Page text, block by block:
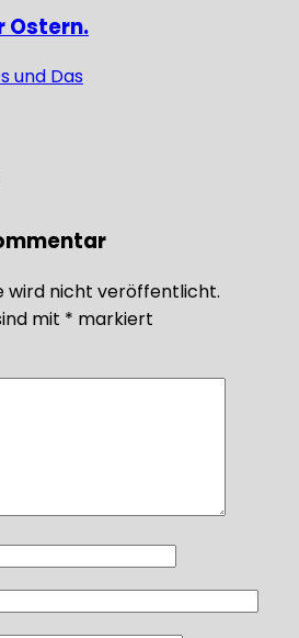
Ostern.
und Das
wird nicht veröffentlicht.
mit * markiert